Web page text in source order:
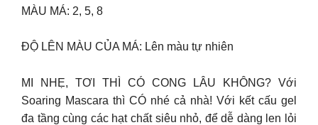
MÀU MÁ: 2, 5, 8
ĐỘ LÊN MÀU CỦA MÁ: Lên màu tự nhiên
MI NHẸ, TƠI THÌ CÓ CONG LÂU KHÔNG? Với
Soaring Mascara thì CÓ nhé cả nhà! Với kết cấu gel
đa tầng cùng các hạt chất siêu nhỏ, để dễ dàng len lỏi